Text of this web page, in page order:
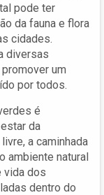
pode ter
da fauna e flora
cidades.
diversas
um
por todos.
é
da
a caminhada
ambiente natural
vida dos
dentro do